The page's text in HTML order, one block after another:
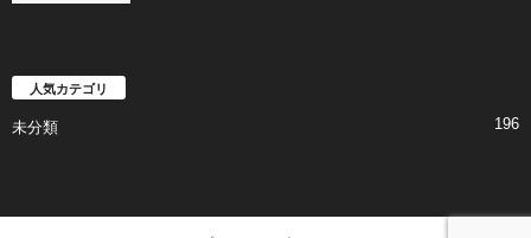
人気カテゴリ
未分類 196